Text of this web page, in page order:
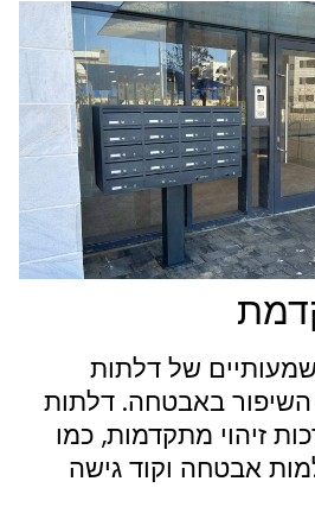
של דלתות
באבטחה. דלתות
זיהוי מתקדמות, כמו
אבטחה וקוד גישה